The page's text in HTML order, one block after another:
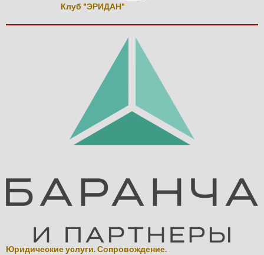
Клуб "ЭРИДАН"
Юридические услуги. Сопровождение.